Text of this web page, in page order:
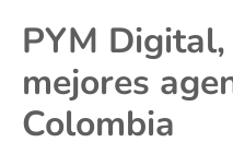
PYM
mejores
Colombia